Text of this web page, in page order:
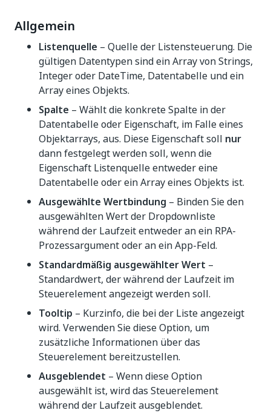
Allgemein
Listenquelle – Quelle der Listensteuerung. Die
gültigen Datentypen sind ein Array von Strings,
Integer oder DateTime, Datentabelle und ein
Array eines Objekts.
Spalte – Wählt die konkrete Spalte in der
Datentabelle oder Eigenschaft, im Falle eines
Objektarrays, aus. Diese Eigenschaft soll nur
dann festgelegt werden soll, wenn die
Eigenschaft Listenquelle entweder eine
Datentabelle oder ein Array eines Objekts ist.
Ausgewählte Wertbindung – Binden Sie den
ausgewählten Wert der Dropdownliste
während der Laufzeit entweder an ein RPA-
Prozessargument oder an ein App-Feld.
Standardmäßig ausgewählter Wert –
Standardwert, der während der Laufzeit im
Steuerelement angezeigt werden soll.
Tooltip – Kurzinfo, die bei der Liste angezeigt
wird. Verwenden Sie diese Option, um
zusätzliche Informationen über das
Steuerelement bereitzustellen.
Ausgeblendet – Wenn diese Option
ausgewählt ist, wird das Steuerelement
während der Laufzeit ausgeblendet.